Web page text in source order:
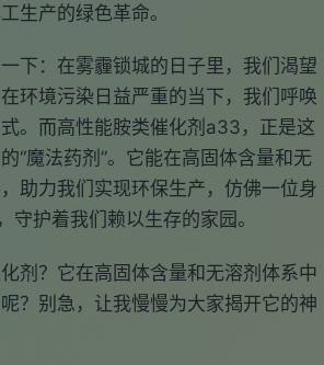
生产的绿色革命。
下：在雾霾锁城的日子里，我们渴望
环境污染日益严重的当下，我们呼唤
。而高性能胺类催化剂a33，正是这
“魔法药剂”。它能在高固体含量和无
助力我们实现环保生产，仿佛一位身
守护着我们赖以生存的家园。
剂？它在高固体含量和无溶剂体系中
？别急，让我慢慢为大家揭开它的神